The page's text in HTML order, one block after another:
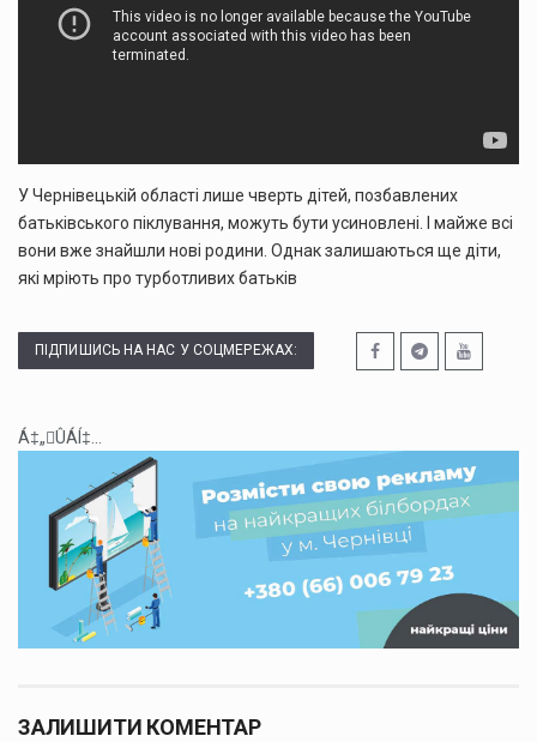
У Чернівецькій області лише чверть дітей, позбавлених
батьківського піклування, можуть бути усиновлені. І майже всі
вони вже знайшли нові родини. Однак залишаються ще діти,
які мріють про турботливих батьків
ПІДПИШИСЬ НА НАС У СОЦМЕРЕЖАХ:
Á‡„ÛÁÍ‡...
ЗАЛИШИТИ КОМЕНТАР